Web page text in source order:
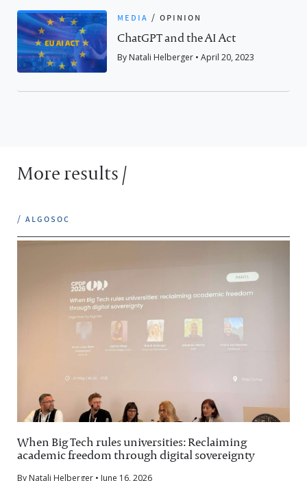
media /opinion
ChatGPT and the AI Act
By Natali Helberger • April 20, 2023
More results /
/ algosoc
When Big Tech rules universities: Reclaiming
academic freedom through digital sovereignty
By Natali Helberger • June 16, 2026